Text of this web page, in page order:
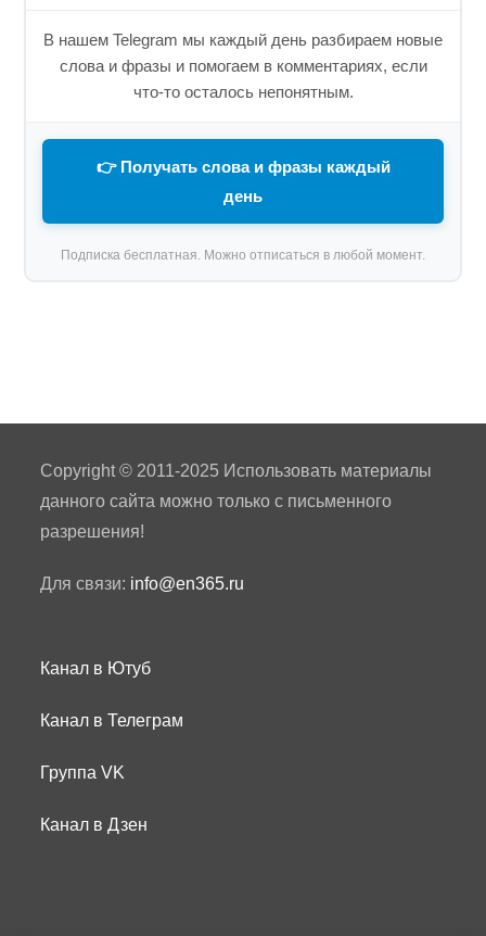
В нашем Telegram мы каждый день разбираем новые
слова и фразы и помогаем в комментариях, если
что-то осталось непонятным.
👉 Получать слова и фразы каждый
день
Подписка бесплатная. Можно отписаться в любой момент.
Copyright © 2011-2025 Использовать материалы
данного сайта можно только с письменного
разрешения!
Для связи: info@en365.ru
Канал в Ютуб
Канал в Телеграм
Группа VK
Канал в Дзен